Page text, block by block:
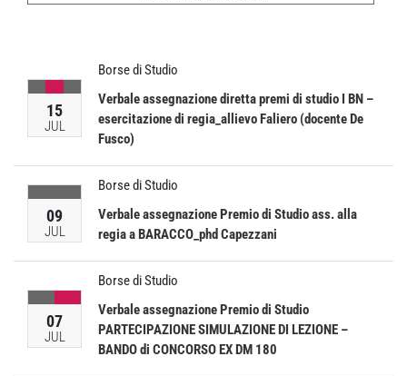
15
JUL
Borse di Studio
Verbale assegnazione diretta premi di studio I BN –
esercitazione di regia_allievo Faliero (docente De
Fusco)
09
JUL
Borse di Studio
Verbale assegnazione Premio di Studio ass. alla
regia a BARACCO_phd Capezzani
07
JUL
Borse di Studio
Verbale assegnazione Premio di Studio
PARTECIPAZIONE SIMULAZIONE DI LEZIONE –
BANDO di CONCORSO EX DM 180